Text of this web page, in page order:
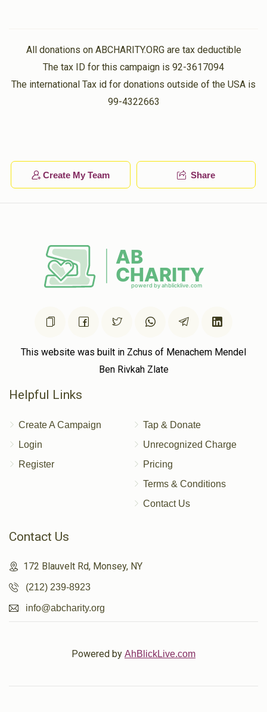
All donations on ABCHARITY.ORG are tax deductible
The tax ID for this campaign is 92-3617094
The international Tax id for donations outside of the USA is
99-4322663
Create My Team Share
This website was built in Zchus of Menachem Mendel
Ben Rivkah Zlate
Helpful Links
Create A Campaign
Login
Register
Tap & Donate
Unrecognized Charge
Pricing
Terms & Conditions
Contact Us
Contact Us
172 Blauvelt Rd, Monsey, NY
(212) 239-8923
info@abcharity.org
Powered by AhBlickLive.com